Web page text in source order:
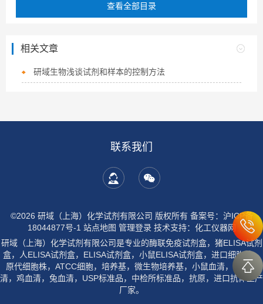
查看全部目录
相关文章
研域生物浅谈试剂和样本的控制方法
联系我们
©2026 研域（上海）化学试剂有限公司 版权所有 备案号：沪ICP备
18044877号-1 站点地图 管理登录技术支持： 化工仪器网
研域（上海）化学试剂有限公司是专业的酶联免疫试剂盒，猪ELISA试剂
盒，人ELISA试剂盒，ELISA试剂盒，小鼠ELISA试剂盒，进口细胞株，
原代细胞株，ATCC细胞，培养基，微生物培养基，小鼠血清，大鼠血
清，鸡血清，兔血清，USP标准品，中检所标准品，抗原，进口抗体生产
厂家。